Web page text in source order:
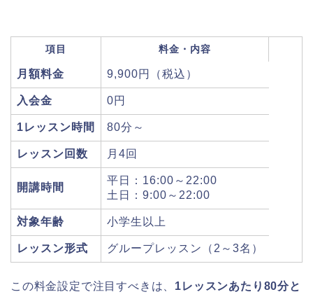
項目 料金・内容
月額料金 9,900円（税込）
入会金 0円
1レッスン時間 80分～
レッスン回数 月4回
開講時間
平日：16:00～22:00
土日：9:00～22:00
対象年齢 小学生以上
レッスン形式 グループレッスン（2～3名）
この料金設定で注目すべきは、 1レッスンあたり80分と